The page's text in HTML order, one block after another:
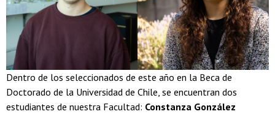
Dentro de los seleccionados de este año en la Beca de
Doctorado de la Universidad de Chile, se encuentran dos
estudiantes de nuestra Facultad: Constanza González